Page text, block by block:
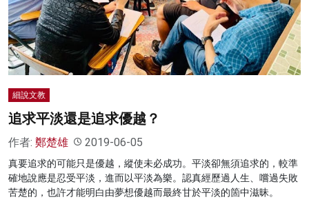
細說文教
追求平淡還是追求優越？
作者: 鄭楚雄 2019-06-05
真要追求的可能只是優越，縱使未必成功。平淡卻無須追求的，較準
確地說應是忍受平淡，進而以平淡為樂。認真經歷過人生、嚐過失敗
苦楚的，也許才能明白由夢想優越而最終甘於平淡的箇中滋昧。